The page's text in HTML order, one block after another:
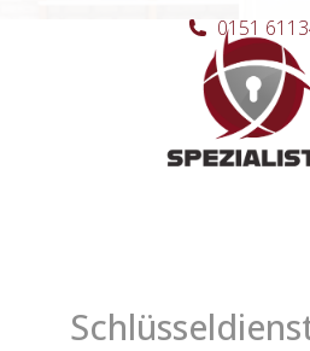
Hauptnavigation
0151